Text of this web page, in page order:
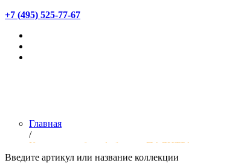
+7 (495) 525-77-67
Главная
/
Коллекции обоев фабрики «ПАЛИТРА»
Введите артикул или название коллекции